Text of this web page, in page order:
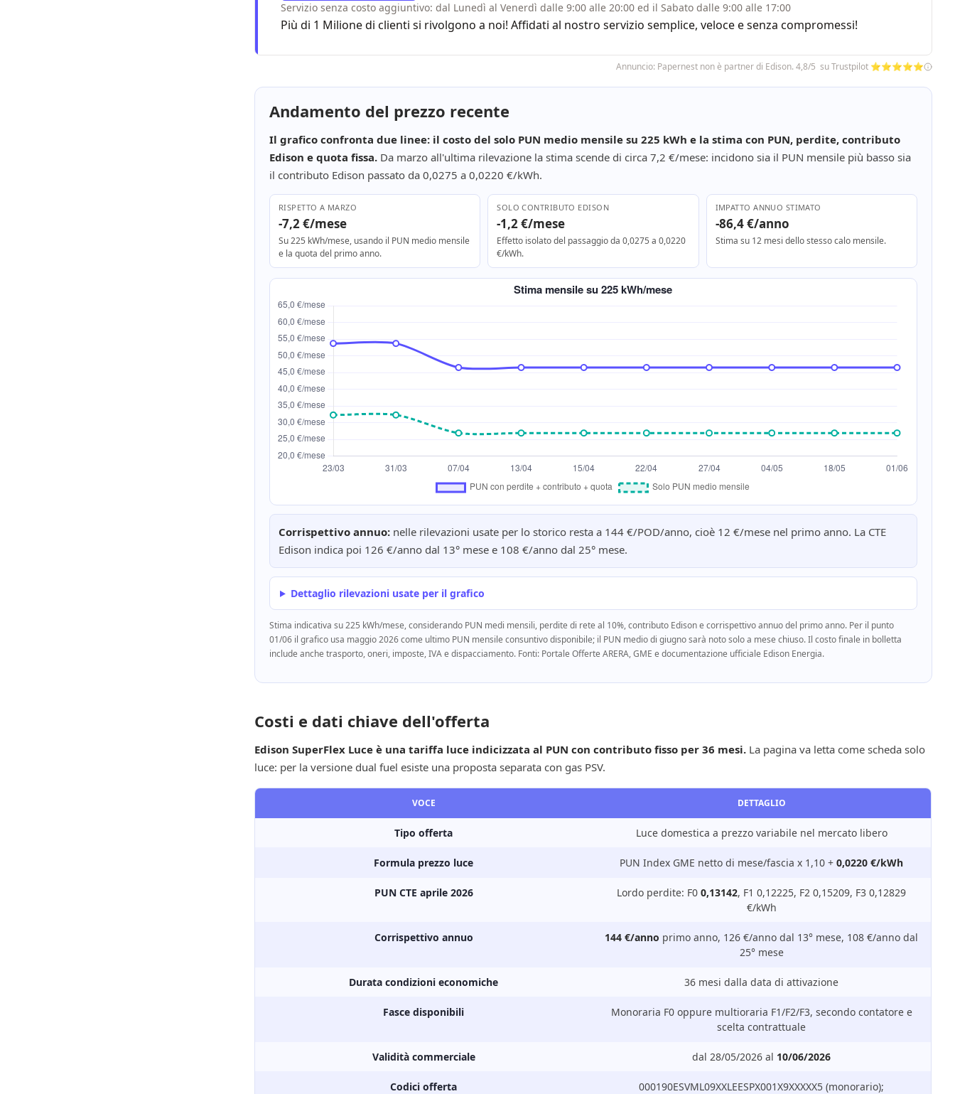
Servizio senza costo aggiuntivo: dal Lunedì al Venerdì dalle 9:00 alle 20:00 ed il Sabato dalle 9:00 alle 17:00
Più di 1 Milione di clienti si rivolgono a noi! Affidati al nostro servizio semplice, veloce e senza compromessi!
Annuncio: Papernest non è partner di Edison. 4,8/5 su Trustpilot ⭐⭐⭐⭐⭐
Andamento del prezzo recente
Il grafico confronta due linee: il costo del solo PUN medio mensile su 225 kWh e la stima con PUN, perdite, contributo
Edison e quota fissa.Da marzo all'ultima rilevazione la stima scende di circa 7,2 €/mese: incidono sia il PUN mensile più basso sia
il contributo Edison passato da 0,0275 a 0,0220 €/kWh.
RISPETTO A MARZO
-7,2 €/mese
Su 225 kWh/mese, usando il PUN medio mensile
e la quota del primo anno.
SOLO CONTRIBUTO EDISON
-1,2 €/mese
Effetto isolato del passaggio da 0,0275 a 0,0220
€/kWh.
IMPATTO ANNUO STIMATO
-86,4 €/anno
Stima su 12 mesi dello stesso calo mensile.
Corrispettivo annuo:nelle rilevazioni usate per lo storico resta a 144 €/POD/anno, cioè 12 €/mese nel primo anno. La CTE
Edison indica poi 126 €/anno dal 13° mese e 108 €/anno dal 25° mese.
Dettaglio rilevazioni usate per il grafico
Stima indicativa su 225 kWh/mese, considerando PUN medi mensili, perdite di rete al 10%, contributo Edison e corrispettivo annuo del primo anno. Per il punto
01/06 il grafico usa maggio 2026 come ultimo PUN mensile consuntivo disponibile; il PUN medio di giugno sarà noto solo a mese chiuso. Il costo finale in bolletta
include anche trasporto, oneri, imposte, IVA e dispacciamento. Fonti: Portale Offerte ARERA, GME e documentazione ufficiale Edison Energia.
Costi e dati chiave dell'offerta
Edison SuperFlex Luce è una tariffa luce indicizzata al PUN con contributo fisso per 36 mesi.La pagina va letta come scheda solo
luce: per la versione dual fuel esiste una proposta separata con gas PSV.
VOCE DETTAGLIO
Tipo offerta Luce domestica a prezzo variabile nel mercato libero
Formula prezzo luce PUN Index GME netto di mese/fascia x 1,10 +0,0220 €/kWh
PUN CTE aprile 2026 Lordo perdite: F00,13142, F1 0,12225, F2 0,15209, F3 0,12829
€/kWh
Corrispettivo annuo 144 €/anno primo anno, 126 €/anno dal 13° mese, 108 €/anno dal
25° mese
Durata condizioni economiche 36 mesi dalla data di attivazione
Fasce disponibili
Monoraria F0 oppure multioraria F1/F2/F3, secondo contatore e
scelta contrattuale
Validità commerciale dal 28/05/2026 al 10/06/2026
Codici offerta
000190ESVML09XXLEESPX001X9XXXXX5 (monorario);